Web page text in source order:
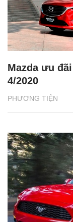
PHƯƠNG TIỆN
Mazda ưu
4/2020